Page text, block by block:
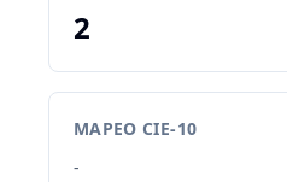
2
MAPEO CIE-10
-